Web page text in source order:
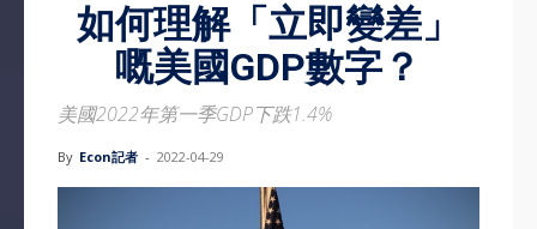
如何理解「立即變差」
嘅美國GDP數字？
美國2022年第一季GDP下跌1.4%
By Econ記者 - 2022-04-29